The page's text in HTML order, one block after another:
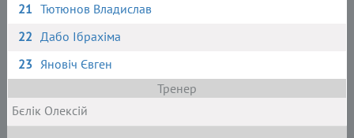
21 Тютюнов Владислав
22 Дабо Ібрахіма
23 Яновіч Євген
Тренер
Бєлік Олексій